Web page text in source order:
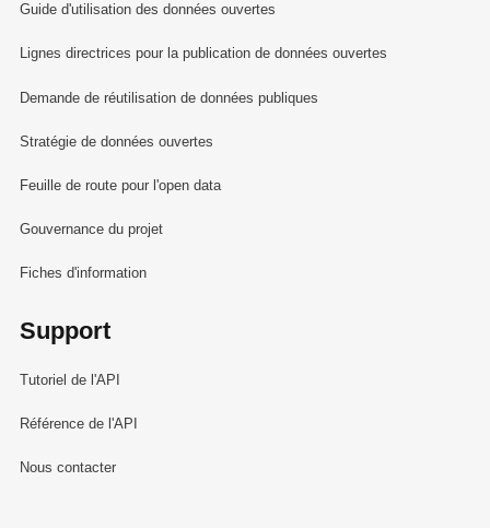
Guide d'utilisation des données ouvertes
Lignes directrices pour la publication de données ouvertes
Demande de réutilisation de données publiques
Stratégie de données ouvertes
Feuille de route pour l'open data
Gouvernance du projet
Fiches d'information
Support
Tutoriel de l'API
Référence de l'API
Nous contacter